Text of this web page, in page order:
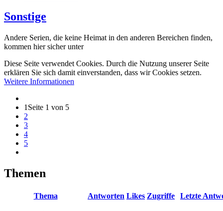
Sonstige
Andere Serien, die keine Heimat in den anderen Bereichen finden,
kommen hier sicher unter
Diese Seite verwendet Cookies. Durch die Nutzung unserer Seite
erklären Sie sich damit einverstanden, dass wir Cookies setzen.
Weitere Informationen
1 Seite 1 von 5
2
3
4
5
Themen
Thema Antworten Likes Zugriffe Letzte